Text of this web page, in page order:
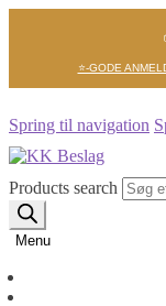
⭐-GODE
Spring til navigation
Products search
Menu